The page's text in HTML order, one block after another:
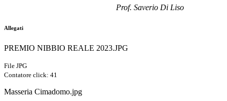
Prof. Saverio Di Liso
Allegati
PREMIO NIBBIO REALE 2023.JPG
File JPG
Contatore click: 41
Masseria Cimadomo.jpg